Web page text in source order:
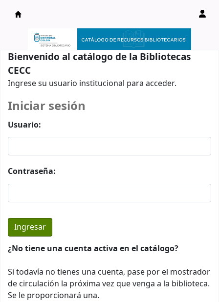
Catálogo en línea
Bienvenido al catálogo de la Bibliotecas
CECC
Ingrese su usuario institucional para acceder.
Iniciar sesión
Usuario:
Contraseña:
¿No tiene una cuenta activa en el catálogo?
Si todavía no tienes una cuenta, pase por el mostrador
de circulación la próxima vez que venga a la biblioteca.
Se le proporcionará una.